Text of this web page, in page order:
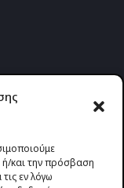
ή/και την πρόσβαση
εν λόγω